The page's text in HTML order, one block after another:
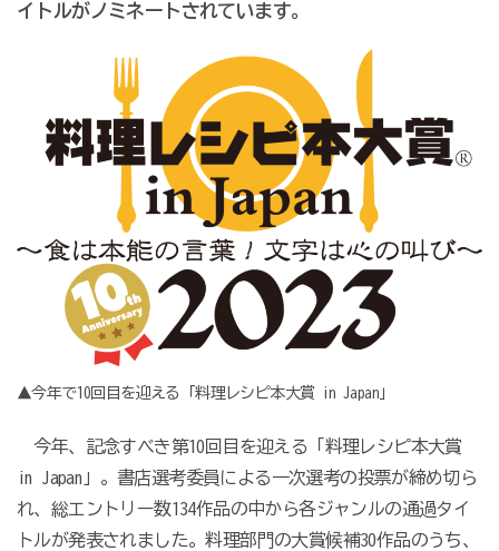
イトルがノミネートされています。
▲今年で10回目を迎える「料理レシピ本大賞 in Japan」
今年、記念すべき第10回目を迎える「料理レシピ本大賞
in Japan」。書店選考委員による一次選考の投票が締め切ら
れ、総エントリー数134作品の中から各ジャンルの通過タイ
トルが発表されました。料理部門の大賞候補30作品のうち、